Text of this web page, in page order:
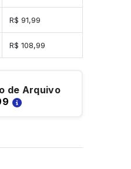
R$ 91,99
R$ 108,99
de Arquivo
de entrega